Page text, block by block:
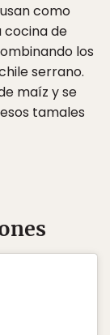
como
cocina de
los
serrano.
maíz y se
tamales